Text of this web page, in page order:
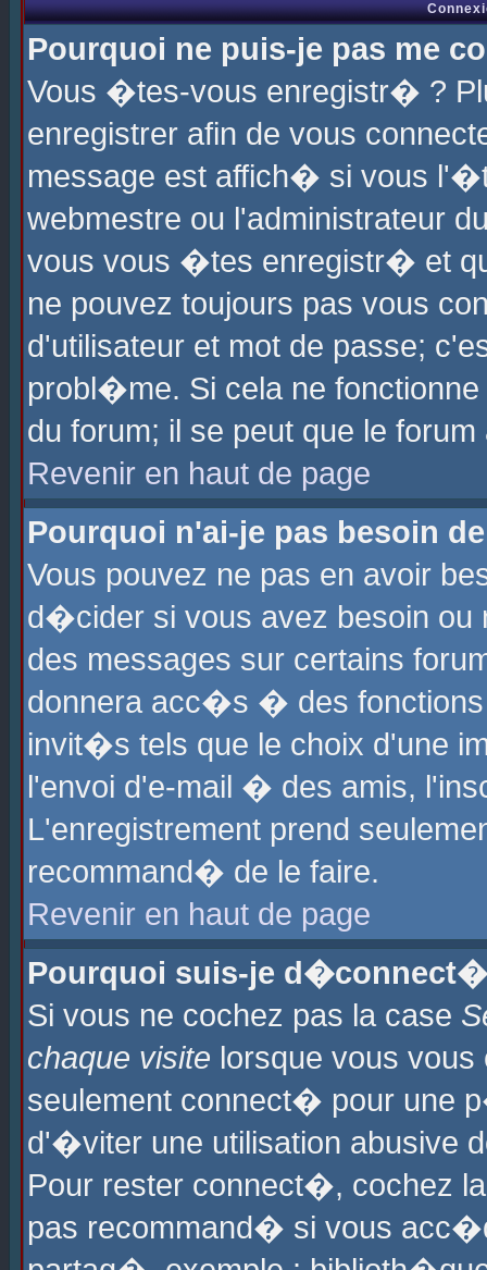
Pourquoi ne puis-je pas me
Vous �tes-vous enregistr� ?
enregistrer afin de vous
message est affich� si vous
webmestre ou l'administrateur
vous vous �tes enregistr� et
ne pouvez toujours pas vous
d'utilisateur et mot de passe;
probl�me. Si cela ne
du forum; il se peut que le
Revenir en haut de page
Pourquoi n'ai-je pas besoin
Vous pouvez ne pas en avoir
d�cider si vous avez besoin ou
des messages sur certains
donnera acc�s � des fonctions
invit�s tels que le choix d'une
l'envoi d'e-mail � des amis,
L'enregistrement prend
recommand� de le faire.
Revenir en haut de page
Pourquoi suis-je
Si vous ne cochez pas la case
chaque visite lorsque vous
seulement connect� pour une
d'�viter une utilisation abusive
Pour rester connect�, cochez
pas recommand� si vous